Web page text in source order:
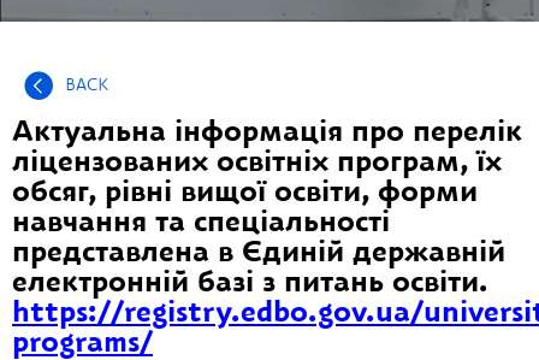
BACK
Актуальна інформація про перелік
ліцензованих освітніх програм, їх
обсяг, рівні вищої освіти, форми
навчання та спеціальності
представлена в Єдиній державній
електронній базі з питань освіти.
https://registry.edbo.gov.ua/
programs/